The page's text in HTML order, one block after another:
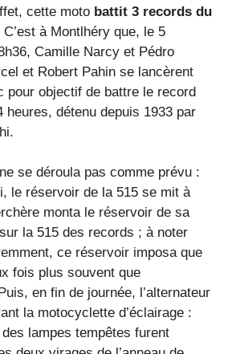
cette moto battit 3 records du
C’est à Montlhéry que, le 5
Camille Narcy et Pédro
et Robert Pahin se lancèrent
pour objectif de battre le record
heures, détenu depuis 1933 par
se déroula pas comme prévu :
le réservoir de la 515 se mit à
monta le réservoir de sa
la 515 des records ; à noter
ce réservoir imposa que
fois plus souvent que
en fin de journée, l’alternateur
la motocyclette d’éclairage :
lampes tempêtes furent